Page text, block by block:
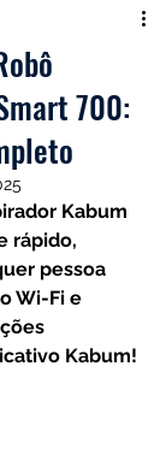
700:
Kabum
rápido,
pessoa
Wi-Fi e
Kabum!